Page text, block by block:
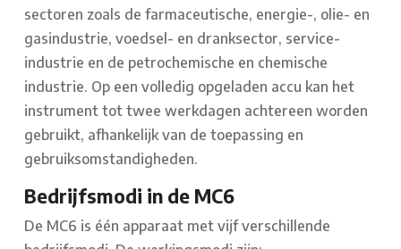
sectoren zoals de farmaceutische, energie-, olie- en
gasindustrie, voedsel- en dranksector, service-
industrie en de petrochemische en chemische
industrie. Op een volledig opgeladen accu kan het
instrument tot twee werkdagen achtereen worden
gebruikt, afhankelijk van de toepassing en
gebruiksomstandigheden.
Bedrijfsmodi in de MC6
De MC6 is één apparaat met vijf verschillende